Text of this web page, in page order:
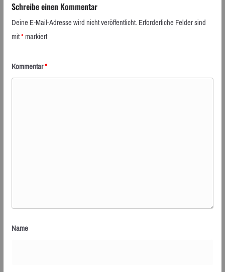
Schreibe einen Kommentar
Deine E-Mail-Adresse wird nicht veröffentlicht.Erforderliche Felder sind
mit*markiert
Kommentar*
Name